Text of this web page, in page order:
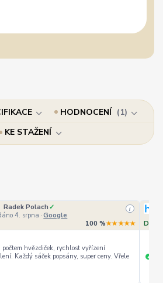
HODNOCENÍ
1
KE STAŽENÍ
Radek Polach ✓
4. srpna · Google
i
100 %★★★★★
hvězdiček, rychlost vyřízení
Každý sáček popsány, super ceny. Vřele
+